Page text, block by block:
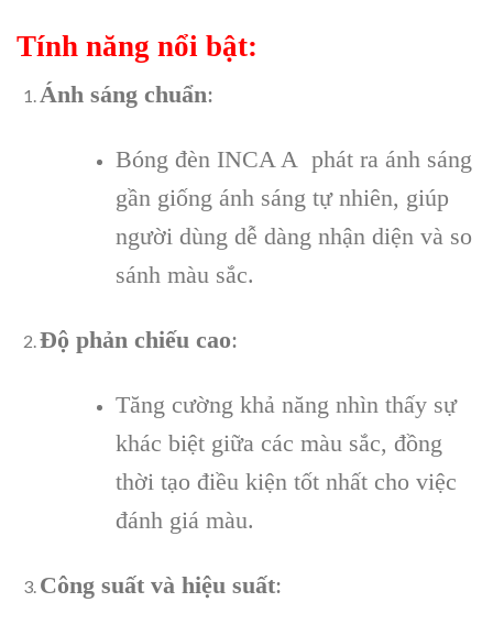
Tính năng nổi bật:
Ánh sáng chuẩn:
Bóng đèn INCA A phát ra ánh sáng
gần giống ánh sáng tự nhiên, giúp
người dùng dễ dàng nhận diện và so
sánh màu sắc.
Độ phản chiếu cao:
Tăng cường khả năng nhìn thấy sự
khác biệt giữa các màu sắc, đồng
thời tạo điều kiện tốt nhất cho việc
đánh giá màu.
Công suất và hiệu suất: